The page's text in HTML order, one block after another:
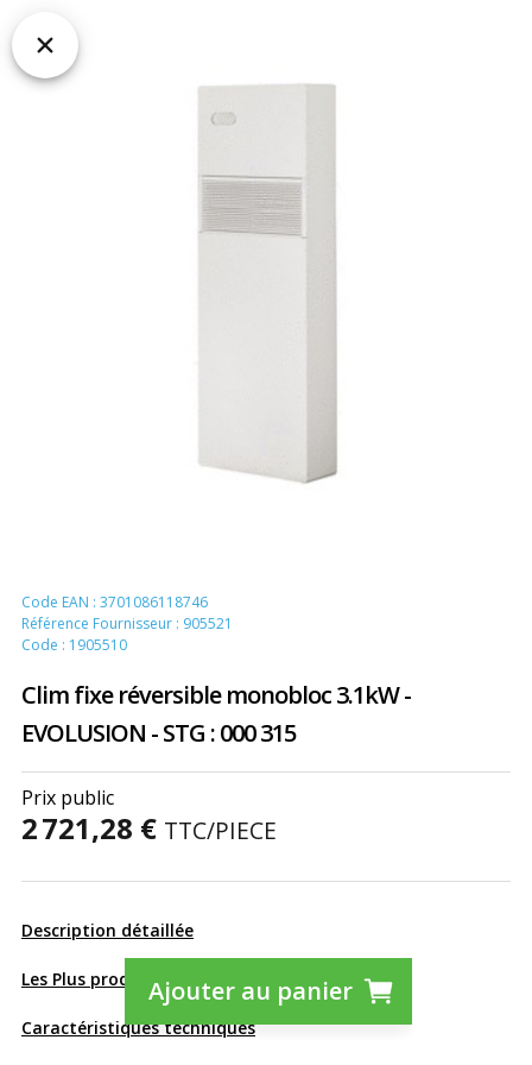
Code EAN : 3701086118746
Référence Fournisseur : 905521
Code : 1905510
Clim fixe réversible monobloc 3.1kW -
EVOLUSION - STG : 000 315
Prix public
2 721,28 € TTC/PIECE
Description détaillée
Les Plus produit
Caractéristiques techniques
Ajouter au panier